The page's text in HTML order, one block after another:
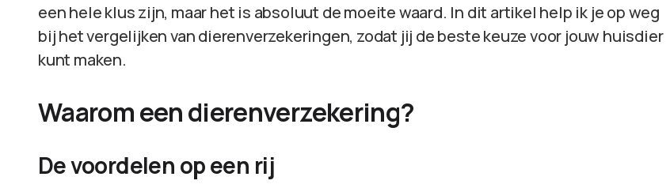
een hele klus zijn, maar het is absoluut de moeite waard. In dit artikel help ik je op weg
bij het vergelijken van dierenverzekeringen, zodat jij de beste keuze voor jouw huisdier
kunt maken.
Waarom een dierenverzekering?
De voordelen op een rij